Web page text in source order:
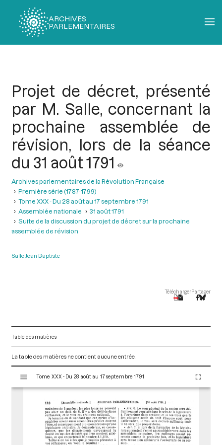
ARCHIVES
PARLEMENTAIRES
Projet de décret, présenté
par M. Salle, concernant la
prochaine assemblée de
révision, lors de la séance
du 31 août 1791
Archives parlementaires de la Révolution Française
Première série (1787-1799)
Tome XXX - Du 28 août au 17 septembre 1791
Assemblée nationale
31 août 1791
Suite de la discussion du projet de décret sur la prochaine
assemblée de révision
Salle Jean Baptiste
TéléchargerPartager
Table des matières
La table des matières ne contient aucune entrée.
s
Tome XXX - Du 28 août au 17 septembre 1791